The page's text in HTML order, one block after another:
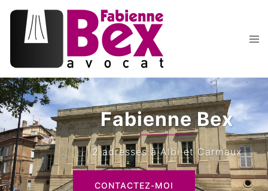
Aller
contenu
Fabienne Bex
2 adresses à Albi et Carmaux
CONTACTEZ-MOI